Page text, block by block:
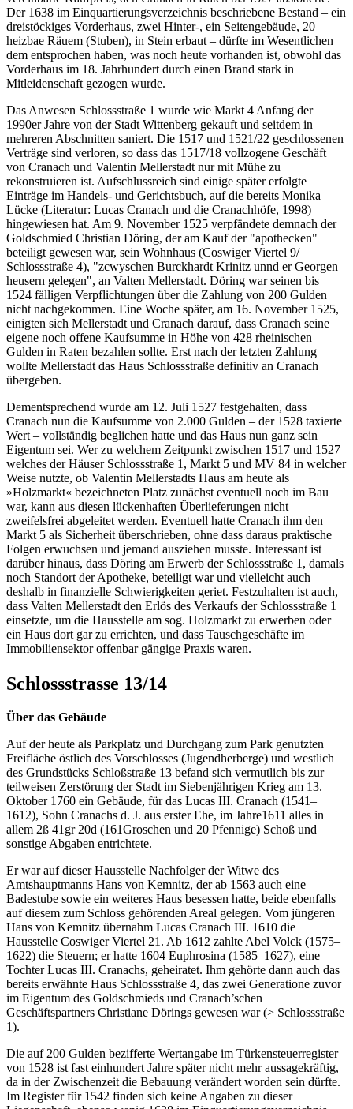
Der 1638 im Einquartierungsverzeichnis beschriebene Bestand – ein
dreistöckiges Vorderhaus, zwei Hinter-, ein Seitengebäude, 20
heizbae Räuem (Stuben), in Stein erbaut – dürfte im Wesentlichen
dem entsprochen haben, was noch heute vorhanden ist, obwohl das
Vorderhaus im 18. Jahrhundert durch einen Brand stark in
Mitleidenschaft gezogen wurde.
Das Anwesen Schlossstraße 1 wurde wie Markt 4 Anfang der
1990er Jahre von der Stadt Wittenberg gekauft und seitdem in
mehreren Abschnitten saniert. Die 1517 und 1521/22 geschlossenen
Verträge sind verloren, so dass das 1517/18 vollzogene Geschäft
von Cranach und Valentin Mellerstadt nur mit Mühe zu
rekonstruieren ist. Aufschlussreich sind einige später erfolgte
Einträge im Handels- und Gerichtsbuch, auf die bereits Monika
Lücke (Literatur: Lucas Cranach und die Cranachhöfe, 1998)
hingewiesen hat. Am 9. November 1525 verpfändete demnach der
Goldschmied Christian Döring, der am Kauf der "apothecken"
beteiligt gewesen war, sein Wohnhaus (Coswiger Viertel 9/
Schlossstraße 4), "zcwyschen Burckhardt Krinitz unnd er Georgen
heusern gelegen", an Valten Mellerstadt. Döring war seinen bis
1524 fälligen Verpflichtungen über die Zahlung von 200 Gulden
nicht nachgekommen. Eine Woche später, am 16. November 1525,
einigten sich Mellerstadt und Cranach darauf, dass Cranach seine
eigene noch offene Kaufsumme in Höhe von 428 rheinischen
Gulden in Raten bezahlen sollte. Erst nach der letzten Zahlung
wollte Mellerstadt das Haus Schlossstraße definitiv an Cranach
übergeben.
Dementsprechend wurde am 12. Juli 1527 festgehalten, dass
Cranach nun die Kaufsumme von 2.000 Gulden – der 1528 taxierte
Wert – vollständig beglichen hatte und das Haus nun ganz sein
Eigentum sei. Wer zu welchem Zeitpunkt zwischen 1517 und 1527
welches der Häuser Schlossstraße 1, Markt 5 und MV 84 in welcher
Weise nutzte, ob Valentin Mellerstadts Haus am heute als
»Holzmarkt« bezeichneten Platz zunächst eventuell noch im Bau
war, kann aus diesen lückenhaften Überlieferungen nicht
zweifelsfrei abgeleitet werden. Eventuell hatte Cranach ihm den
Markt 5 als Sicherheit überschrieben, ohne dass daraus praktische
Folgen erwuchsen und jemand ausziehen musste. Interessant ist
darüber hinaus, dass Döring am Erwerb der Schlossstraße 1, damals
noch Standort der Apotheke, beteiligt war und vielleicht auch
deshalb in finanzielle Schwierigkeiten geriet. Festzuhalten ist auch,
dass Valten Mellerstadt den Erlös des Verkaufs der Schlossstraße 1
einsetzte, um die Hausstelle am sog. Holzmarkt zu erwerben oder
ein Haus dort gar zu errichten, und dass Tauschgeschäfte im
Immobiliensektor offenbar gängige Praxis waren.
Schlossstrasse 13/14
Über das Gebäude
Auf der heute als Parkplatz und Durchgang zum Park genutzten
Freifläche östlich des Vorschlosses (Jugendherberge) und westlich
des Grundstücks Schloßstraße 13 befand sich vermutlich bis zur
teilweisen Zerstörung der Stadt im Siebenjährigen Krieg am 13.
Oktober 1760 ein Gebäude, für das Lucas III. Cranach (1541–
1612), Sohn Cranachs d. J. aus erster Ehe, im Jahre1611 alles in
allem 2ß 41gr 20d (161Groschen und 20 Pfennige) Schoß und
sonstige Abgaben entrichtete.
Er war auf dieser Hausstelle Nachfolger der Witwe des
Amtshauptmanns Hans von Kemnitz, der ab 1563 auch eine
Badestube sowie ein weiteres Haus besessen hatte, beide ebenfalls
auf diesem zum Schloss gehörenden Areal gelegen. Vom jüngeren
Hans von Kemnitz übernahm Lucas Cranach III. 1610 die
Hausstelle Coswiger Viertel 21. Ab 1612 zahlte Abel Volck (1575–
1622) die Steuern; er hatte 1604 Euphrosina (1585–1627), eine
Tochter Lucas III. Cranachs, geheiratet. Ihm gehörte dann auch das
bereits erwähnte Haus Schlossstraße 4, das zwei Generatione zuvor
im Eigentum des Goldschmieds und Cranach’schen
Geschäftspartners Christiane Dörings gewesen war (> Schlossstraße
1).
Die auf 200 Gulden bezifferte Wertangabe im Türkensteuerregister
von 1528 ist fast einhundert Jahre später nicht mehr aussagekräftig,
da in der Zwischenzeit die Bebauung verändert worden sein dürfte.
Im Register für 1542 finden sich keine Angaben zu dieser